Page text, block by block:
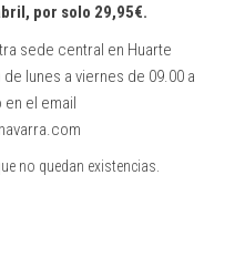
por solo 29,95€.
sede central en Huarte
lunes a viernes de 09.00 a
en el email
no quedan existencias.